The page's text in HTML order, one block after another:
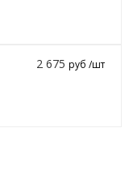
2 675руб /шт